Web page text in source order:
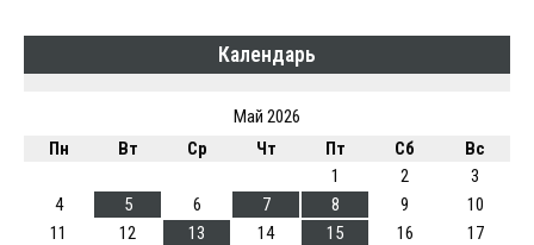
Календарь
Май 2026
Пн
Вт Ср Чт Пт Сб
Вс
1
2
3
4
5 6 7 8 9
10
11
12 13 14 15 16
17